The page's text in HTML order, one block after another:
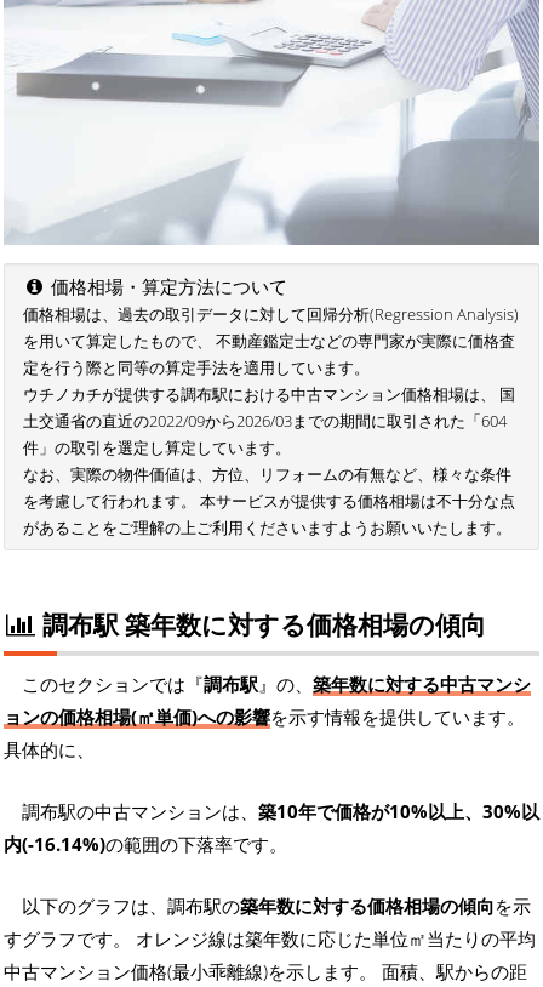
価格相場・算定方法について
価格相場は、過去の取引データに対して回帰分析(Regression Analysis)
を用いて算定したもので、 不動産鑑定士などの専門家が実際に価格査
定を行う際と同等の算定手法を適用しています。
ウチノカチが提供する調布駅における中古マンション価格相場は、 国
土交通省の直近の2022/09から2026/03までの期間に取引された「604
件」の取引を選定し算定しています。
なお、実際の物件価値は、方位、リフォームの有無など、様々な条件
を考慮して行われます。 本サービスが提供する価格相場は不十分な点
があることをご理解の上ご利用くださいますようお願いいたします。
調布駅 築年数に対する価格相場の傾向
このセクションでは『調布駅』の、 築年数に対する中古マンシ
ョンの価格相場(㎡単価)への影響を示す情報を提供しています。
具体的に、
調布駅の中古マンションは、 築10年で価格が10%以上、30%以
内(-16.14%)の範囲の下落率です。
以下のグラフは、調布駅の築年数に対する価格相場の傾向を示
すグラフです。 オレンジ線は築年数に応じた単位㎡当たりの平均
中古マンション価格(最小乖離線)を示します。 面積、駅からの距